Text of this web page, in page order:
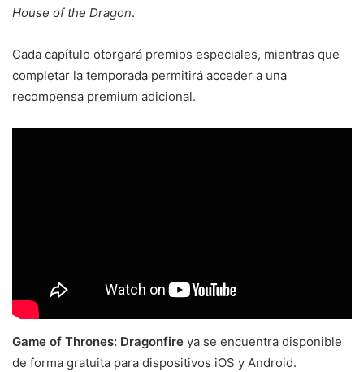
House of the Dragon.
Cada capítulo otorgará premios especiales, mientras que
completar la temporada permitirá acceder a una
recompensa premium adicional.
Game of Thrones: Dragonfire ya se encuentra disponible
de forma gratuita para dispositivos iOS y Android.